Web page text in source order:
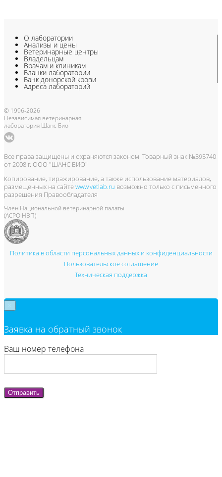
О лаборатории
Анализы и цены
Ветеринарные центры
Владельцам
Врачам и клиникам
Бланки лаборатории
Банк донорской крови
Адреса лабораторий
© 1996-2026
Независимая ветеринарная
лаборатория Шанс Био
Все права защищены и охраняются законом. Товарный знак №395740
от 2008 г. ООО "ШАНС БИО"
Копирование, тиражирование, а также использование материалов,
размещенных на сайтеwww.vetlab.ru возможно только с письменного
разрешения Правообладателя
Член Национальной ветеринарной палаты
(АСРО НВП)
Политика в области персональных данных и конфиденциальности
Пользовательское соглашение
Техническая поддержка
Заявка на обратный звонок
Ваш номер телефона
Отправить